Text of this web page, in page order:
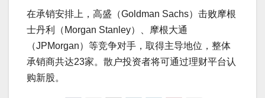
在承销安排上，高盛（Goldman Sachs）击败摩根
士丹利（Morgan Stanley）、摩根大通
（JPMorgan）等竞争对手，取得主导地位，整体
承销商共达23家。散户投资者将可通过理财平台认
购新股。